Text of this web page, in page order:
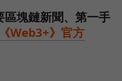
區塊鏈新聞、第一手
Web3+》官方